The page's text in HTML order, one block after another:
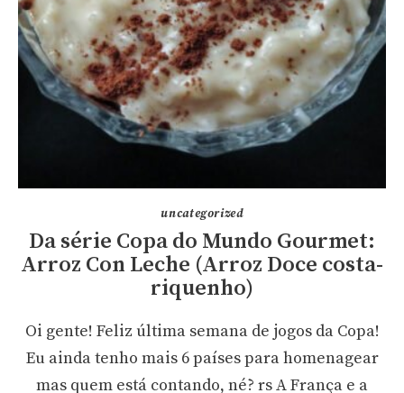
uncategorized
Da série Copa do Mundo Gourmet:
Arroz Con Leche (Arroz Doce costa-
riquenho)
Oi gente! Feliz última semana de jogos da Copa!
Eu ainda tenho mais 6 países para homenagear
mas quem está contando, né? rs A França e a